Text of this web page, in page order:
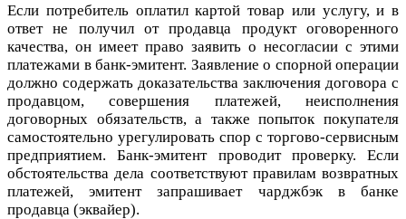
Если потребитель оплатил картой товар или услугу, и в
ответ не получил от продавца продукт оговоренного
качества, он имеет право заявить о несогласии с этими
платежами в банк-эмитент. Заявление о спорной операции
должно содержать доказательства заключения договора с
продавцом, совершения платежей, неисполнения
договорных обязательств, а также попыток покупателя
самостоятельно урегулировать спор с торгово-сервисным
предприятием. Банк-эмитент проводит проверку. Если
обстоятельства дела соответствуют правилам возвратных
платежей, эмитент запрашивает чарджбэк в банке
продавца (эквайер).